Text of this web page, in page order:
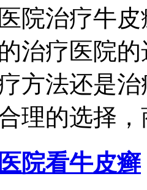
院治疗牛
治疗医院
方法还是
理的选择
院看牛皮癣